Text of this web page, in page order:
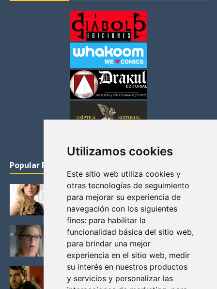
Utilizamos cookies
Este sitio web utiliza cookies y
otras tecnologías de seguimiento
para mejorar su experiencia de
navegación con los siguientes
fines: para habilitar la
funcionalidad básica del sitio web,
para brindar una mejor
experiencia en el sitio web, medir
su interés en nuestros productos
y servicios y personalizar las
Popular Posts
KATHERYN WINNICK: LA ACTRIZ MAS GUAPA DE
VIKINGOS
Junio 14, 2013
FELICITY (EMILY BETT RICKARDS), LAS FOTOS
MAS BONITAS DE LA ALIADA DE ARROW
Noviembre 30, 2013
BLACK MIRROR: TODA TU HISTORIA. EPISODIO 3.
LA CRITICA